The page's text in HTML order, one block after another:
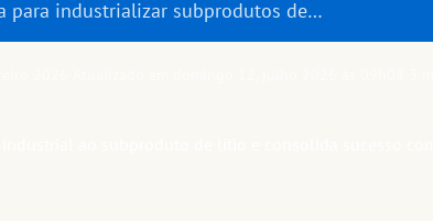
para industrializar subprodutos de…